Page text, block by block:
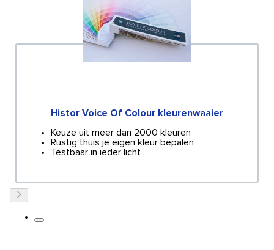
Histor Voice Of Colour kleurenwaaier
Keuze uit meer dan 2000 kleuren
Rustig thuis je eigen kleur bepalen
Testbaar in ieder licht